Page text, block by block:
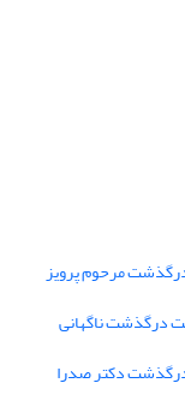
مرحوم پرویز
درگذشت ناگهانی
دکتر صدرا